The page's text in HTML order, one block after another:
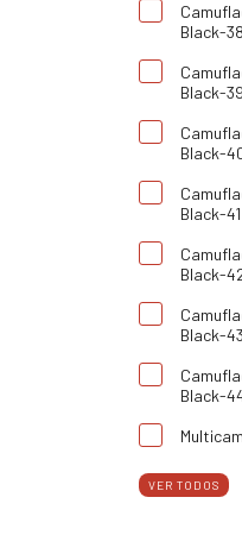
Black-
Black-
Black-
Black-
Black-
Black-
Black-
VER TODOS